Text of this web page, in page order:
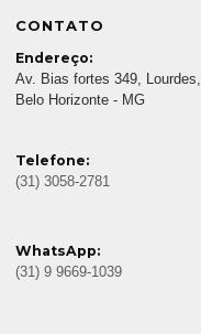
CONTATO
Endereço:
Av. Bias fortes 349, Lourdes,
Belo Horizonte - MG
Telefone:
(31) 3058-2781
WhatsApp:
(31) 9 9669-1039